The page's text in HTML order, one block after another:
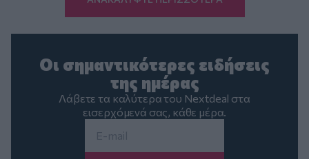
Οι σημαντικότερες ειδήσεις
της ημέρας
Λάβετε τα καλύτερα του Nextdeal στα
εισερχόμενά σας, κάθε μέρα.